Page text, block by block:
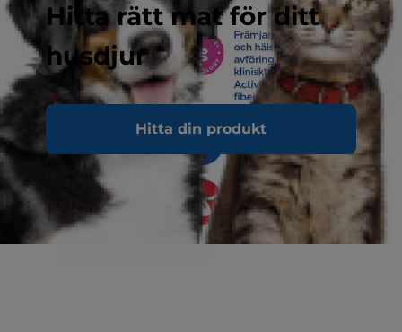
Hitta rätt mat för ditt
husdjur
Hitta din produkt